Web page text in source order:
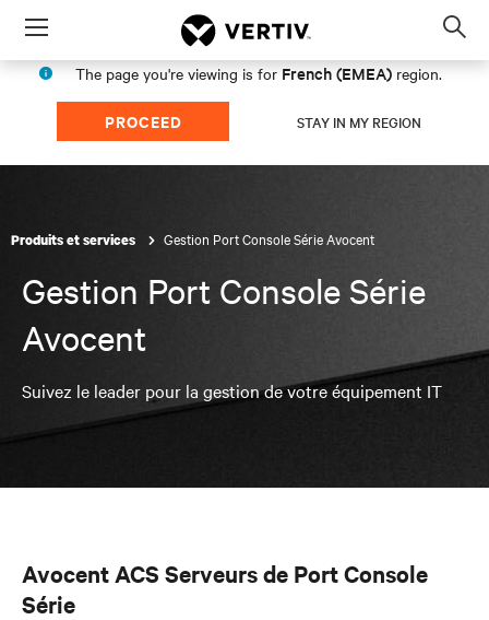
Menu
The page you're viewing is for French (EMEA) region.
PROCEED STAY IN MY REGION
Produits et services Gestion Port Console Série Avocent
Gestion Port Console Série
Avocent
Suivez le leader pour la gestion de votre équipement IT
Avocent ACS Serveurs de Port Console
Série